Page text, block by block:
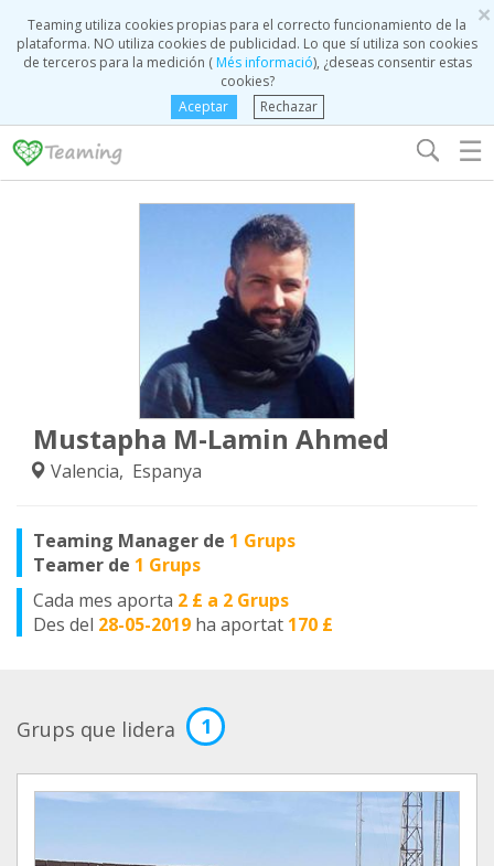
×
Teaming utiliza cookies propias para el correcto funcionamiento de la
plataforma. NO utiliza cookies de publicidad. Lo que sí utiliza son cookies
de terceros para la medición (Més informació), ¿deseas consentir estas
cookies?
Aceptar
Rechazar
☰
Mustapha M-Lamin Ahmed
Valencia, Espanya
Teaming Manager de 1 Grups
Teamer de 1 Grups
Cada mes aporta 2 £ a 2 Grups
Des del 28-05-2019 ha aportat 170 £
Grups que lidera 1